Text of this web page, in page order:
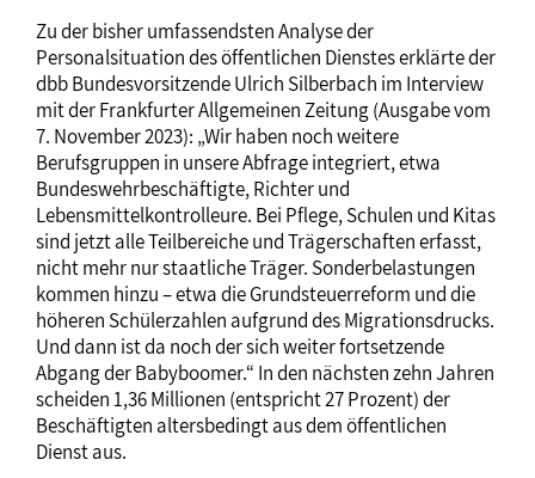
Zu der bisher umfassendsten Analyse der
Personalsituation des öffentlichen Dienstes erklärte der
dbb Bundesvorsitzende Ulrich Silberbach im Interview
mit der Frankfurter Allgemeinen Zeitung (Ausgabe vom
7. November 2023): „Wir haben noch weitere
Berufsgruppen in unsere Abfrage integriert, etwa
Bundeswehrbeschäftigte, Richter und
Lebensmittelkontrolleure. Bei Pflege, Schulen und Kitas
sind jetzt alle Teilbereiche und Trägerschaften erfasst,
nicht mehr nur staatliche Träger. Sonderbelastungen
kommen hinzu – etwa die Grundsteuerreform und die
höheren Schülerzahlen aufgrund des Migrationsdrucks.
Und dann ist da noch der sich weiter fortsetzende
Abgang der Babyboomer.“ In den nächsten zehn Jahren
scheiden 1,36 Millionen (entspricht 27 Prozent) der
Beschäftigten altersbedingt aus dem öffentlichen
Dienst aus.